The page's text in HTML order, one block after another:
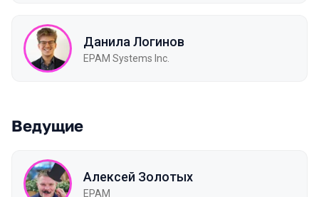
Данила Логинов
EPAM Systems Inc.
Ведущие
Алексей Золотых
EPAM